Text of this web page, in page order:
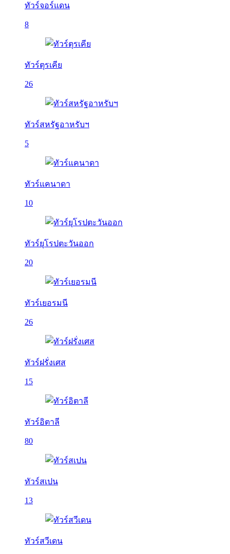
ทัวร์จอร์แดน
8
ทัวร์ตุรเคีย
26
ทัวร์สหรัฐอาหรับฯ
5
ทัวร์แคนาดา
10
ทัวร์ยุโรปตะวันออก
20
ทัวร์เยอรมนี
26
ทัวร์ฝรั่งเศส
15
ทัวร์อิตาลี
80
ทัวร์สเปน
13
ทัวร์สวีเดน